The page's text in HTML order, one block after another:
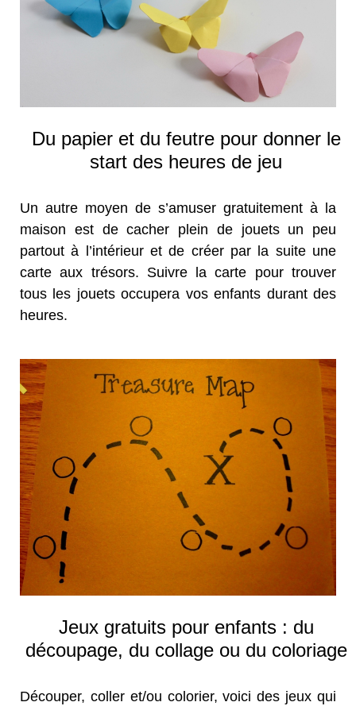
Du papier et du feutre pour donner le
start des heures de jeu
Un autre moyen de s’amuser gratuitement à la
maison est de cacher plein de jouets un peu
partout à l’intérieur et de créer par la suite une
carte aux trésors. Suivre la carte pour trouver
tous les jouets occupera vos enfants durant des
heures.
Jeux gratuits pour enfants : du
découpage, du collage ou du coloriage
Découper, coller et/ou colorier, voici des jeux qui